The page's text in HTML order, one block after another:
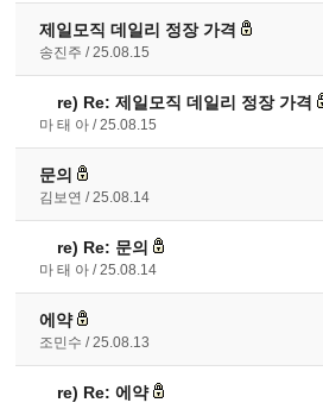
제일모직 데일리 정장 가격
송진주 25.08.15
re) Re: 제일모직 데일리 정장 가격
마 태 아 25.08.15
문의
김보연 25.08.14
re) Re: 문의
마 태 아 25.08.14
에약
조민수 25.08.13
re) Re: 에약